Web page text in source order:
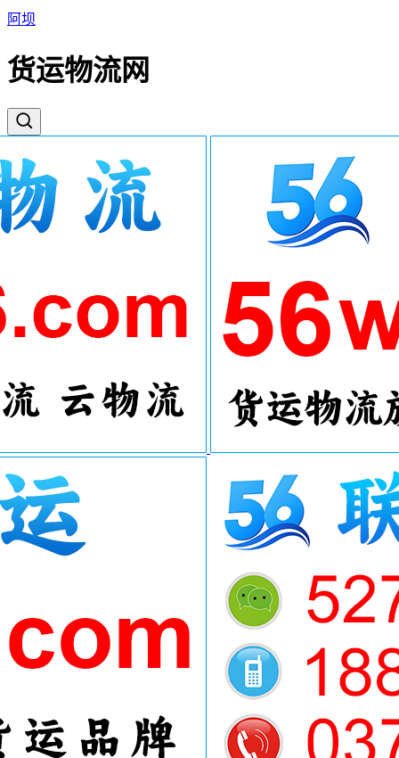
阿坝
货运物流网